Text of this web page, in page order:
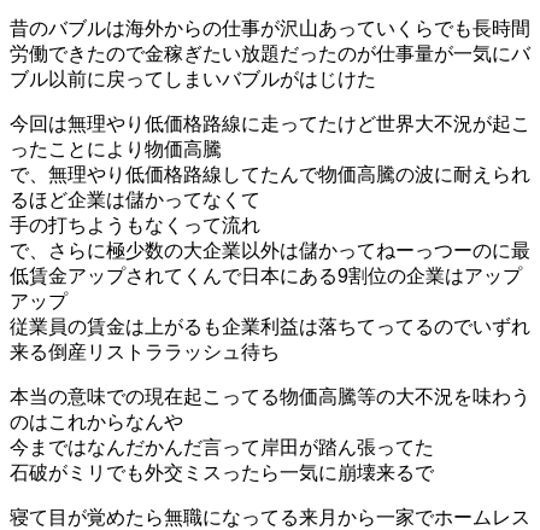
昔のバブルは海外からの仕事が沢山あっていくらでも長時間
労働できたので金稼ぎたい放題だったのが仕事量が一気にバ
ブル以前に戻ってしまいバブルがはじけた
今回は無理やり低価格路線に走ってたけど世界大不況が起こ
ったことにより物価高騰
で、無理やり低価格路線してたんで物価高騰の波に耐えられ
るほど企業は儲かってなくて
手の打ちようもなくって流れ
で、さらに極少数の大企業以外は儲かってねーっつーのに最
低賃金アップされてくんで日本にある9割位の企業はアップ
アップ
従業員の賃金は上がるも企業利益は落ちてってるのでいずれ
来る倒産リストララッシュ待ち
本当の意味での現在起こってる物価高騰等の大不況を味わう
のはこれからなんや
今まではなんだかんだ言って岸田が踏ん張ってた
石破がミリでも外交ミスったら一気に崩壊来るで
寝て目が覚めたら無職になってる来月から一家でホームレス